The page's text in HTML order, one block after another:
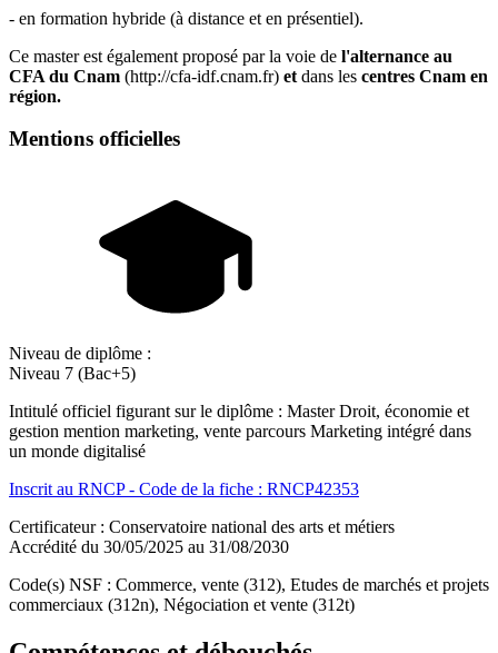
- en formation hybride (à distance et en présentiel).
Ce master est également proposé par la voie de l'alternance au
CFA du Cnam (http://cfa-idf.cnam.fr) et dans les centres Cnam en
région.
Mentions officielles
Niveau de diplôme :
Niveau 7 (Bac+5)
Intitulé officiel figurant sur le diplôme : Master Droit, économie et
gestion mention marketing, vente parcours Marketing intégré dans
un monde digitalisé
Inscrit au RNCP - Code de la fiche : RNCP42353
Certificateur : Conservatoire national des arts et métiers
Accrédité du 30/05/2025 au 31/08/2030
Code(s) NSF : Commerce, vente (312), Etudes de marchés et projets
commerciaux (312n), Négociation et vente (312t)